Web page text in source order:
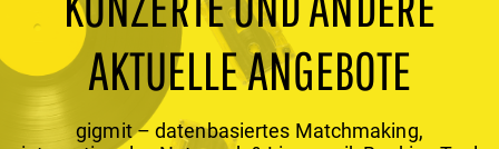
AKTUELLE ANGEBOTE
gigmit – datenbasiertes Matchmaking,